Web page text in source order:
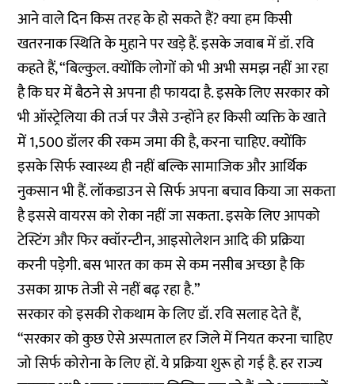
आने वाले दिन किस तरह के हो सकते हैं? क्या हम किसी
खतरनाक स्थिति के मुहाने पर खड़े हैं. इसके जवाब में डॉ. रवि
कहते हैं, “बिल्कुल. क्योंकि लोगों को भी अभी समझ नहीं आ रहा
है कि घर में बैठने से अपना ही फायदा है. इसके लिए सरकार को
भी ऑस्ट्रेलिया की तर्ज पर जैसे उन्होंने हर किसी व्यक्ति के खाते
में 1,500 डॉलर की रकम जमा की है, करना चाहिए. क्योंकि
इसके सिर्फ स्वास्थ्य ही नहीं बल्कि सामाजिक और आर्थिक
नुकसान भी हैं. लॉकडाउन से सिर्फ अपना बचाव किया जा सकता
है इससे वायरस को रोका नहीं जा सकता. इसके लिए आपको
टेस्टिंग और फिर क्वॉरन्टीन, आइसोलेशन आदि की प्रक्रिया
करनी पड़ेगी. बस भारत का कम से कम नसीब अच्छा है कि
उसका ग्राफ तेजी से नहीं बढ़ रहा है.”
सरकार को इसकी रोकथाम के लिए डॉ. रवि सलाह देते हैं,
“सरकार को कुछ ऐसे अस्पताल हर जिले में नियत करना चाहिए
जो सिर्फ कोरोना के लिए हों. ये प्रक्रिया शुरू हो गई है. हर राज्य